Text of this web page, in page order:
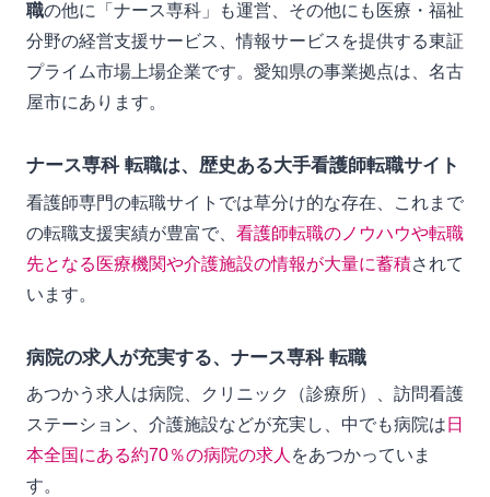
職の他に「ナース専科」も運営、その他にも医療・福祉
分野の経営支援サービス、情報サービスを提供する東証
プライム市場上場企業です。愛知県の事業拠点は、名古
屋市にあります。
ナース専科 転職は、歴史ある大手看護師転職サイト
看護師専門の転職サイトでは草分け的な存在、これまで
の転職支援実績が豊富で、 看護師転職のノウハウや転職
先となる医療機関や介護施設の情報が大量に蓄積されて
います。
病院の求人が充実する、ナース専科 転職
あつかう求人は病院、クリニック（診療所）、訪問看護
ステーション、介護施設などが充実し、中でも病院は 日
本全国にある約70％の病院の求人 をあつかっていま
す。